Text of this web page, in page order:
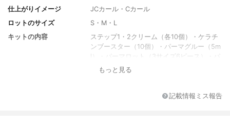
仕上がりイメージ
JCカール・Cカール
ロットのサイズ
S・M・L
キットの内容
ステップ1・2クリーム（各10個）・ケラチ
ンブースター（10個）・パーマグルー（5m
l）・パーマロット（3サイズ6ピース）・パ
ーマスティック・使い捨てシート（30個）
もっと見る
記載情報ミス報告